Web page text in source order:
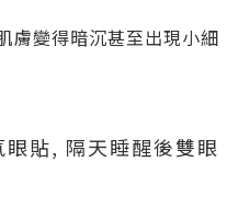
膚變得暗沉甚至出現小細
貼, 隔天睡醒後雙眼